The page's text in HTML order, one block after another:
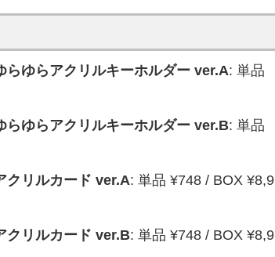
らゆらアクリルキーホルダー ver.A: 単品
らゆらアクリルキーホルダー ver.B: 単品
クリルカード ver.A: 単品 ¥748 / BOX ¥8,9
クリルカード ver.B: 単品 ¥748 / BOX ¥8,9